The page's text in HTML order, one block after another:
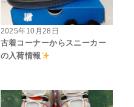
2025年10月28日
古着コーナーからスニーカー
の入荷情報